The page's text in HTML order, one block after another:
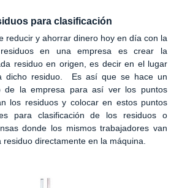
para clasificación
reducir y ahorrar dinero hoy en día con la
en una empresa es crear la
residuo en origen, es decir en el lugar
dicho residuo. Es así que se hace un
de la empresa para así ver los puntos
los residuos y colocar en estos puntos
para clasificación de los residuos o
donde los mismos trabajadores van
directamente en la máquina.